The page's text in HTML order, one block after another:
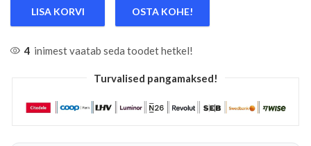
LISA KORVI OSTA KOHE!
4 inimest vaatab seda toodet hetkel!
Turvalised pangamaksed!